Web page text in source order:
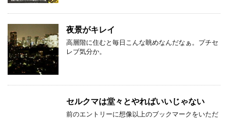
夜景がキレイ
高層階に住むと毎日こんな眺めなんだなぁ。プチセ
レブ気分か。
セルクマは堂々とやればいいじゃない
前のエントリーに想像以上のブックマークをいただ